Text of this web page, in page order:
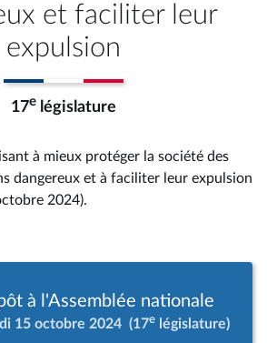
et faciliter leur
expulsion
17e législature
à mieux protéger la société des
dangereux et à faciliter leur expulsion
2024).
à l'Assemblée nationale
15 octobre 2024 (17e législature)